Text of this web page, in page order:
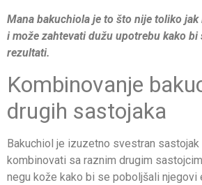
Mana bakuchiola je to što nije toliko
i može zahtevati dužu upotrebu kako
rezultati.
Kombinovanje
drugih sastojaka
Bakuchiol je izuzetno svestran
kombinovati sa raznim drugim
negu kože kako bi se poboljšali njegovi